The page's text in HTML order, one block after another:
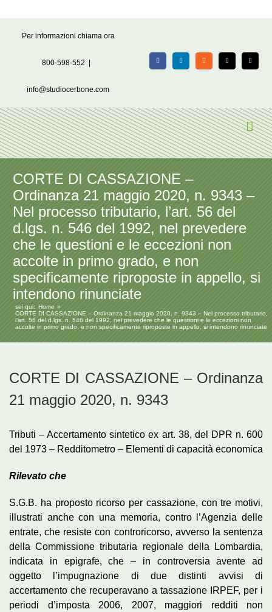
Per informazioni chiama ora
800-598-552
info@studiocerbone.com
FacebookLinkedIn Rss X Email
CORTE DI CASSAZIONE –
Ordinanza 21 maggio 2020, n. 9343 –
Nel processo tributario, l’art. 56 del
d.lgs. n. 546 del 1992, nel prevedere
che le questioni e le eccezioni non
accolte in primo grado, e non
specificamente riproposte in appello, si
intendono rinunciate
sei qui: Home
CORTE DI CASSAZIONE – Ordinanza 21 maggio 2020, n. 9343 – Nel processo tributario,
l’art. 56 del d.lgs. n. 546 del 1992, nel prevedere che le questioni e le eccezioni non
accolte in primo grado, e non specificamente riproposte in appello, si intendono rinunciate
CORTE DI CASSAZIONE – Ordinanza
21 maggio 2020, n. 9343
Tributi – Accertamento sintetico ex art. 38, del DPR n. 600
del 1973 – Redditometro – Elementi di capacità economica
Rilevato che
S.G.B. ha proposto ricorso per cassazione, con tre motivi,
illustrati anche con una memoria, contro l’Agenzia delle
entrate, che resiste con controricorso, avverso la sentenza
della Commissione tributaria regionale della Lombardia,
indicata in epigrafe, che – in controversia avente ad
oggetto l’impugnazione di due distinti avvisi di
accertamento che recuperavano a tassazione IRPEF, per i
periodi d’imposta 2006, 2007, maggiori redditi non